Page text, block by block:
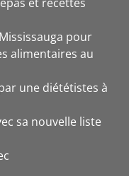
pour
alimentaires au
une diététistes à
sa nouvelle liste